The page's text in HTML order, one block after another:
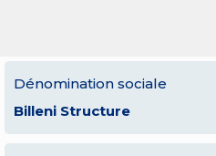
Dénomination sociale
Billeni Structure